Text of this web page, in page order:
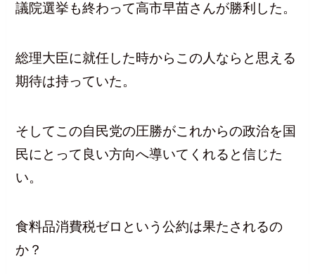
議院選挙も終わって高市早苗さんが勝利した。
総理大臣に就任した時からこの人ならと思える
期待は持っていた。
そしてこの自民党の圧勝がこれからの政治を国
民にとって良い方向へ導いてくれると信じた
い。
食料品消費税ゼロという公約は果たされるの
か？